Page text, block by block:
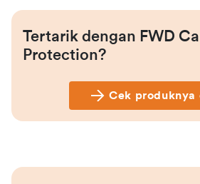
Tertarik dengan FWD
Protection?
Cek produknya